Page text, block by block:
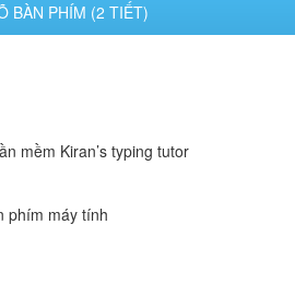
BÀN PHÍM (2 TIẾT)
mềm Kiran’s typing tutor
phím máy tính